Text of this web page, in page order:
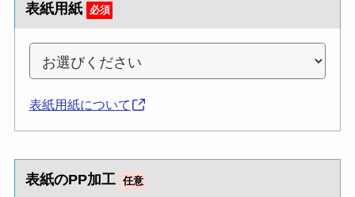
表紙用紙 必須
表紙用紙について
表紙のPP加工 任意